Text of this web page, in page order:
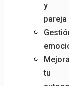
y
pareja
tu